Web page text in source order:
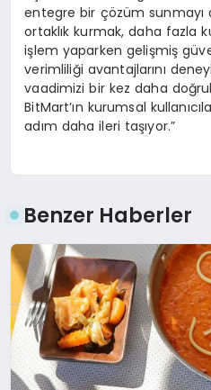
entegre bir çözüm sunmayı
ortaklık kurmak, daha fazla
işlem yaparken gelişmiş
verimliliği avantajlarını
vaadimizi bir kez daha
BitMart’ın kurumsal
adım daha ileri taşıyor.”
Benzer Haberler